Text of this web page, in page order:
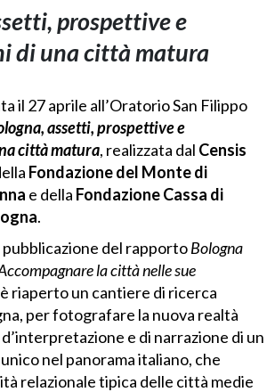
prospettive e
di una città matura
il 27 aprile all’Oratorio San Filippo
assetti, prospettive e
città matura, realizzata dal Censis
Fondazione del Monte di
e della Fondazione Cassa di
.
pubblicazione del rapportoBologna
la città nelle sue
è riaperto un cantiere di ricerca
per fotografare la nuova realtà
e di narrazione di un
nel panorama italiano, che
relazionale tipica delle città medie